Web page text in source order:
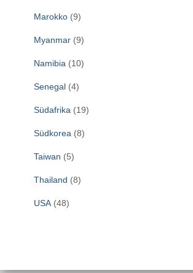
Marokko (9)
Myanmar (9)
Namibia (10)
Senegal (4)
Südafrika (19)
Südkorea (8)
Taiwan (5)
Thailand (8)
USA (48)